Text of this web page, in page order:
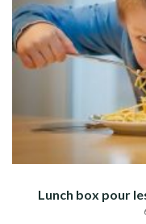
Lunch box pour